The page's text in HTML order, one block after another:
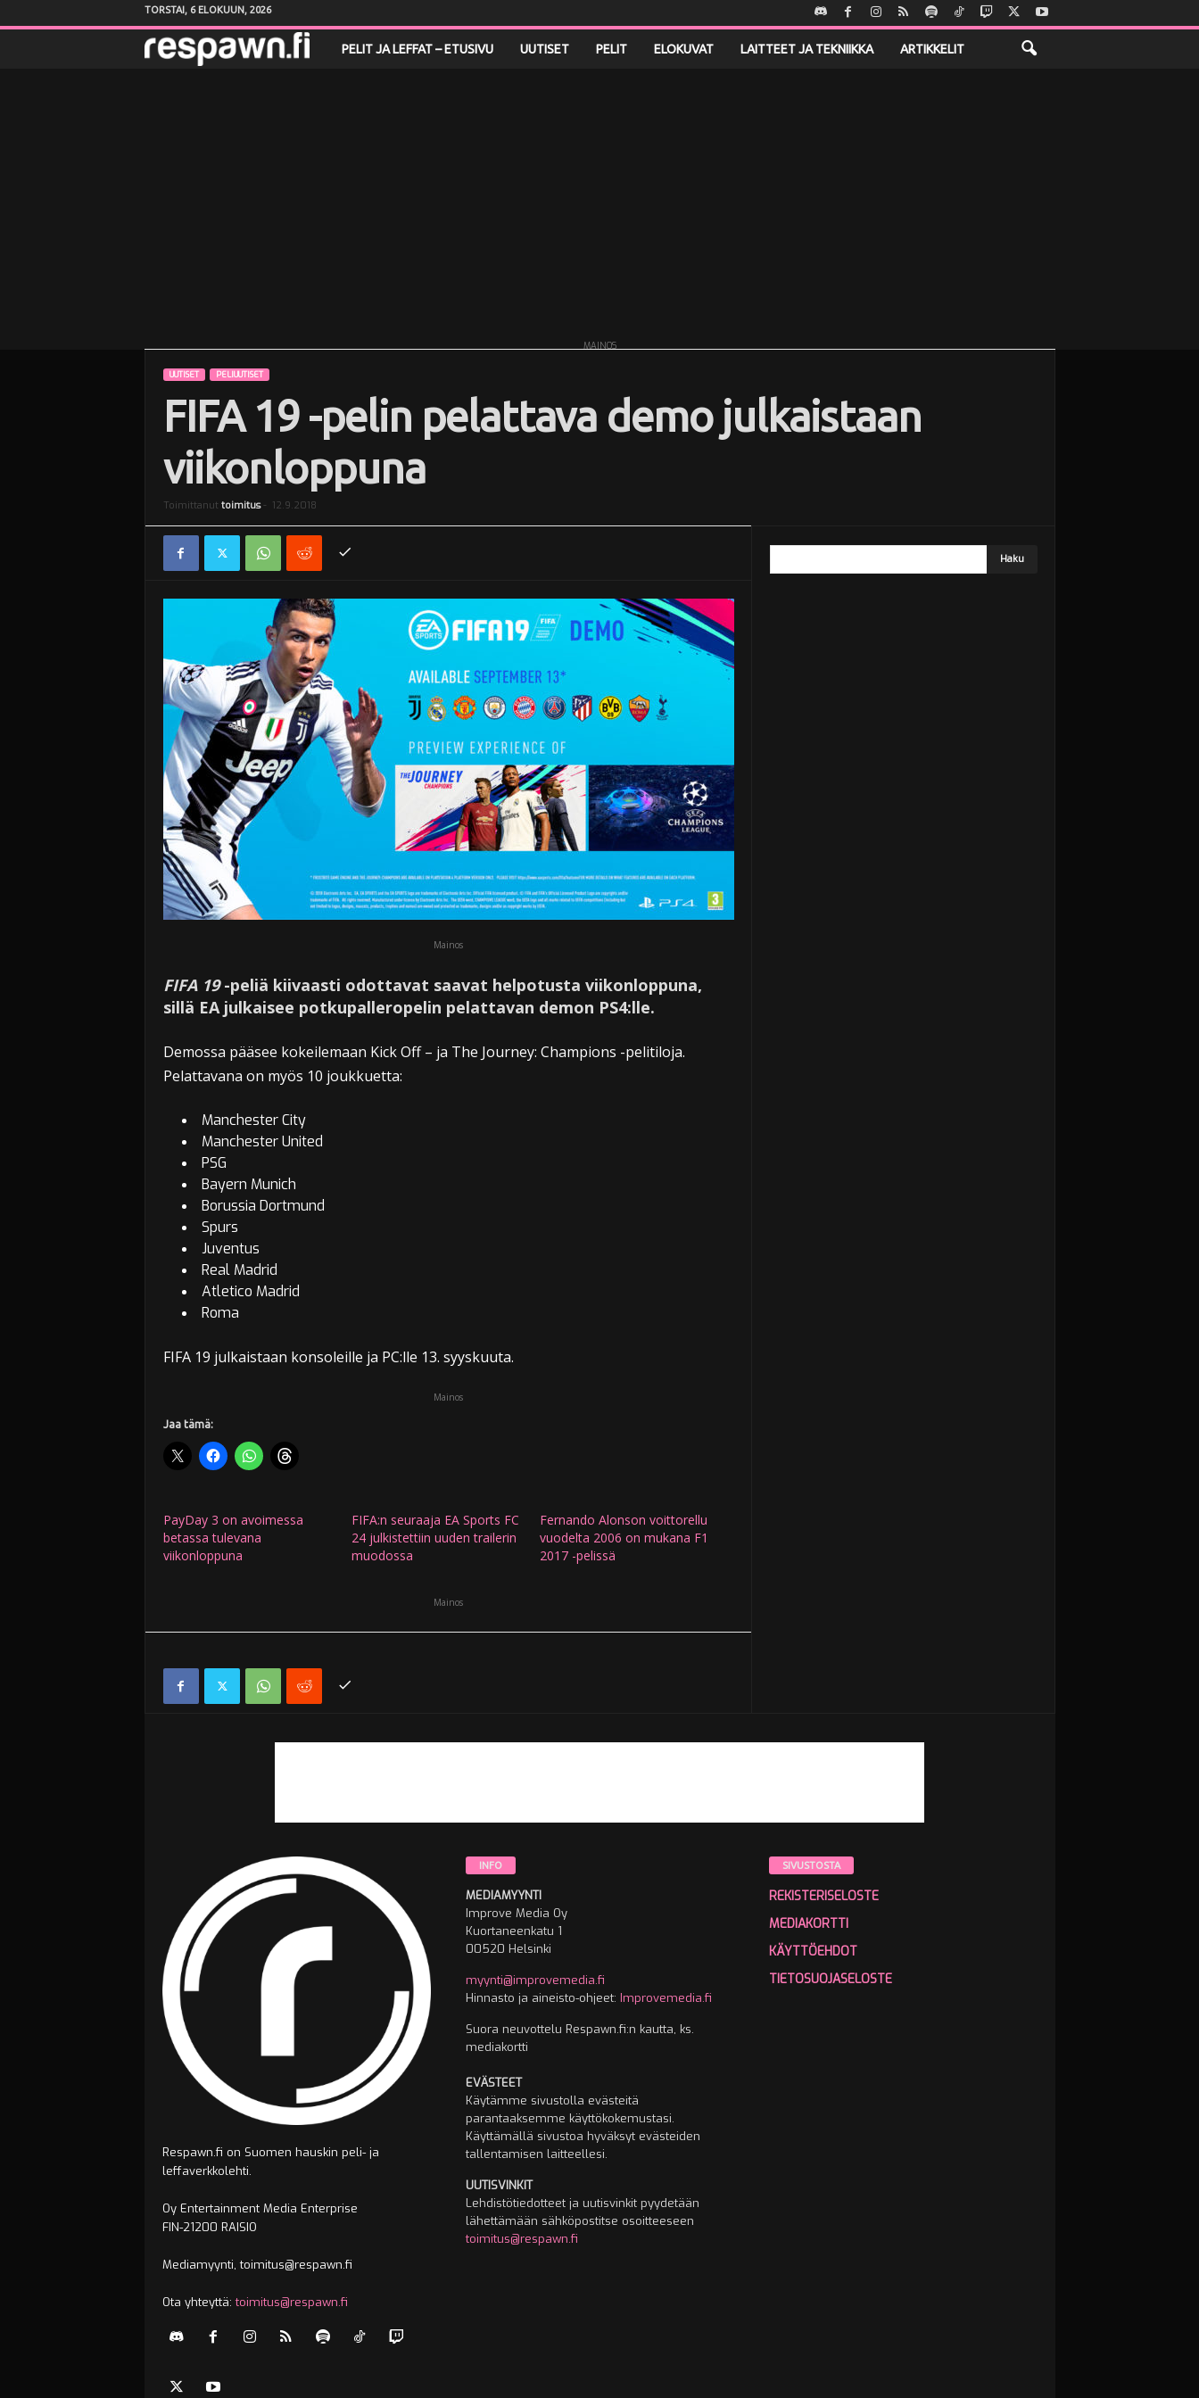
TORSTAI, 6 ELOKUUN, 2026
PELIT JA LEFFAT – ETUSIVU UUTISET PELIT ELOKUVAT LAITTEET JA TEKNIIKKA ARTIKKELIT
MAINOS
UUTISET PELIUUTISET
FIFA 19 -pelin pelattava demo julkaistaan
viikonloppuna
Toimittanut toimitus- 12.9.2018
Mainos
FIFA 19-peliä kiivaasti odottavat saavat helpotusta viikonloppuna,
sillä EA julkaisee potkupalleropelin pelattavan demon PS4:lle.
Demossa pääsee kokeilemaan Kick Off – ja The Journey: Champions -pelitiloja.
Pelattavana on myös 10 joukkuetta:
Manchester City
Manchester United
PSG
Bayern Munich
Borussia Dortmund
Spurs
Juventus
Real Madrid
Atletico Madrid
Roma
FIFA 19 julkaistaan konsoleille ja PC:lle 13. syyskuuta.
Mainos
Jaa tämä:
PayDay 3 on avoimessa
betassa tulevana
viikonloppuna
FIFA:n seuraaja EA Sports FC
24 julkistettiin uuden trailerin
muodossa
Fernando Alonson voittorellu
vuodelta 2006 on mukana F1
2017 -pelissä
Mainos
Respawn.fi on Suomen hauskin peli- ja
leffaverkkolehti.
Oy Entertainment Media Enterprise
FIN-21200 RAISIO
Mediamyynti, toimitus@respawn.fi
Ota yhteyttä:toimitus@respawn.fi
INFO
MEDIAMYYNTI
Improve Media Oy
Kuortaneenkatu 1
00520 Helsinki
myynti@improvemedia.fi
Hinnasto ja aineisto-ohjeet: Improvemedia.fi
Suora neuvottelu Respawn.fi:n kautta, ks.
mediakortti
EVÄSTEET
Käytämme sivustolla evästeitä
parantaaksemme käyttökokemustasi.
Käyttämällä sivustoa hyväksyt evästeiden
tallentamisen laitteellesi.
UUTISVINKIT
Lehdistötiedotteet ja uutisvinkit pyydetään
lähettämään sähköpostitse osoitteeseen
toimitus@respawn.fi
SIVUSTOSTA
REKISTERISELOSTE
MEDIAKORTTI
KÄYTTÖEHDOT
TIETOSUOJASELOSTE